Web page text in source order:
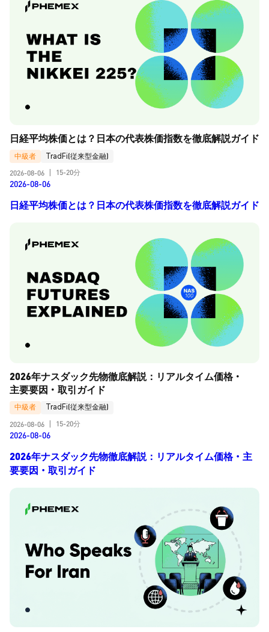
日経平均株価とは？日本の代表株価指数を徹底解説ガイド
中級者
TradFi(従来型金融)
2026-08-06
15-20分
2026-08-06
日経平均株価とは？日本の代表株価指数を徹底解説ガイド
2026年ナスダック先物徹底解説：リアルタイム価格・
主要要因・取引ガイド
中級者
TradFi(従来型金融)
2026-08-06
15-20分
2026-08-06
2026年ナスダック先物徹底解説：リアルタイム価格・主
要要因・取引ガイド